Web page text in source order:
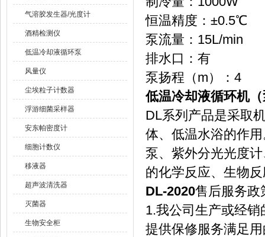
气溶胶发生器/光度计
酒精检测仪
低温冷却液循环泵
风量仪
尘埃粒子计数器
浮游细菌采样器
安东帕密度计
细胞计数仪
移液器
超声波清洗器
灭菌器
生物安全柜
恒温精度：±0.5℃
泵流量：15L/min
排水口：有
泵扬程（m）：4
低温冷却液循环机
DL系列产品是采取
体、低温水浴的作
泵、紫外分光光度
的化学反应、生物
DL-2020售后服务政
1.我公司生产或经
提供保修服务满足